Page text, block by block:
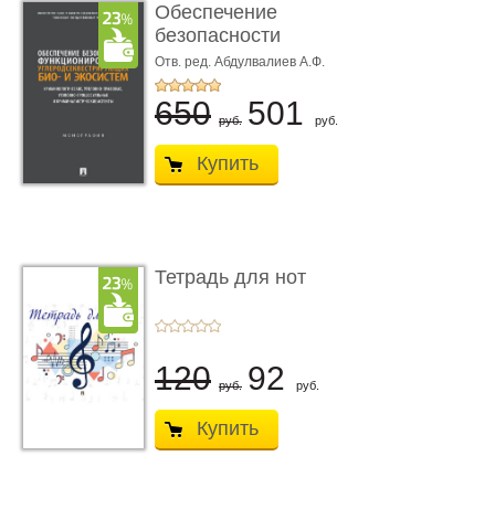
Обеспечение
безопасности
функционирования уг
...
Отв. ред. Абдулвалиев А.Ф.
650 руб. 501 руб.
Купить
Тетрадь для нот
120 руб. 92 руб.
Купить